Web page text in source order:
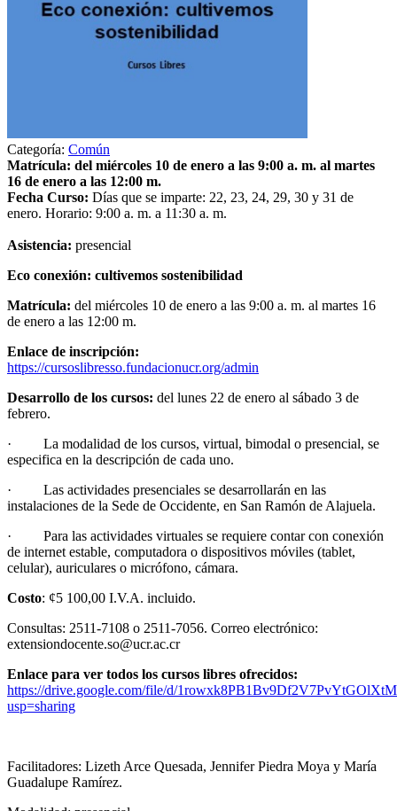
Categoría: Común
Matrícula: del miércoles 10 de enero a las 9:00 a. m. al martes
16 de enero a las 12:00 m.
Fecha Curso: Días que se imparte: 22, 23, 24, 29, 30 y 31 de
enero. Horario: 9:00 a. m. a 11:30 a. m.
Asistencia: presencial
Eco conexión: cultivemos sostenibilidad
Matrícula: del miércoles 10 de enero a las 9:00 a. m. al martes 16
de enero a las 12:00 m.
Enlace de inscripción:
https://cursoslibresso.fundacionucr.org/admin
Desarrollo de los cursos: del lunes 22 de enero al sábado 3 de
febrero.
· La modalidad de los cursos, virtual, bimodal o presencial, se
especifica en la descripción de cada uno.
· Las actividades presenciales se desarrollarán en las
instalaciones de la Sede de Occidente, en San Ramón de Alajuela.
· Para las actividades virtuales se requiere contar con conexión
de internet estable, computadora o dispositivos móviles (tablet,
celular), auriculares o micrófono, cámara.
Costo: ¢5 100,00 I.V.A. incluido.
Consultas: 2511-7108 o 2511-7056. Correo electrónico:
extensiondocente.so@ucr.ac.cr
Enlace para ver todos los cursos libres ofrecidos:
https://drive.google.com/file/d/
usp=sharing
Facilitadores: Lizeth Arce Quesada, Jennifer Piedra Moya y María
Guadalupe Ramírez.